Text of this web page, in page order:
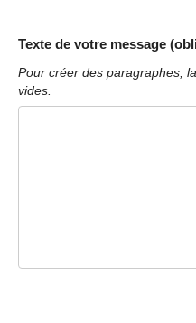
Texte de votre message
Pour créer des paragraphes,
vides.